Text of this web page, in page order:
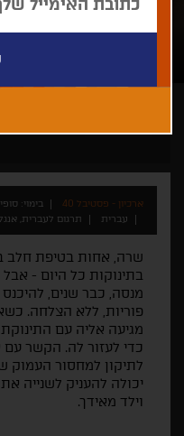
ארכיון - פסטיבל 40 בימוי:
עברית
תרגום לעברית,
שרה, אחות בטיפת חלב
בתינוקות כל היום -
מנסה, כבר שנים, להיכנס
פוריות, ללא הצלחה.
מגיעה אליה עם
כדי לעזור לה. הקשר עם
לתיקון למחסור
יכולה להעניק לשנייה
וילד מאידך.